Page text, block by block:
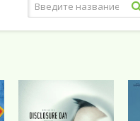
Ужасы
Триллеры